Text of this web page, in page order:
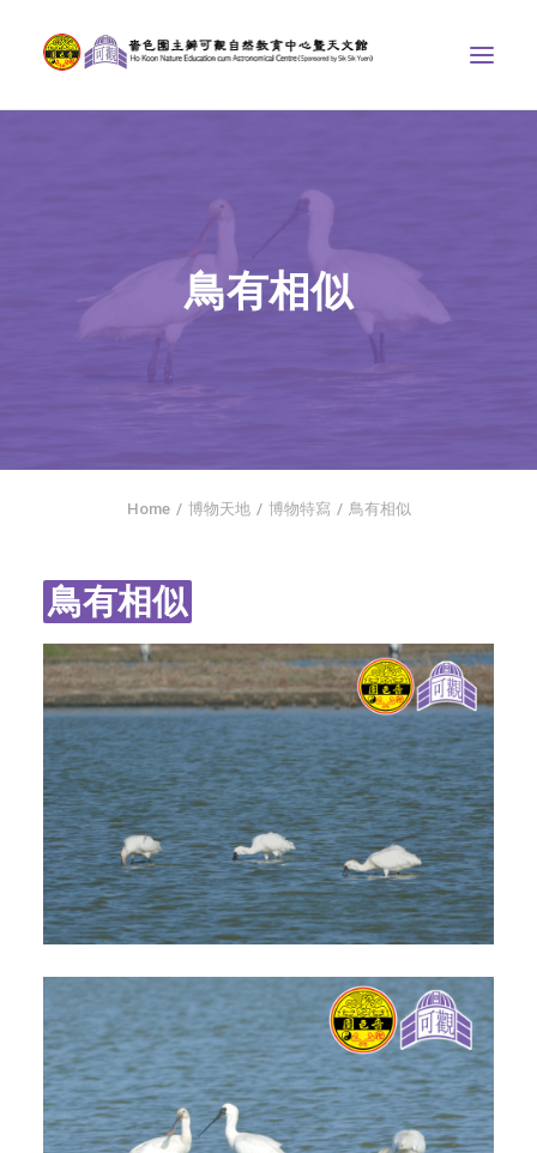
博物天地
字型大小
鳥有相似
Home 博物天地 博物特寫 鳥有相似
鳥有相似